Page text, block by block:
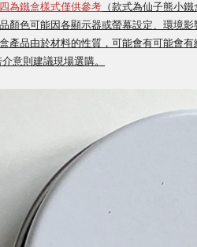
為鐵盒樣式僅供參考 （款式為仙子熊小鐵
顏色可能因各顯示器或螢幕設定、環境影
產品由於材料的性質，可能會有可能會有
介意則建議現場選購。